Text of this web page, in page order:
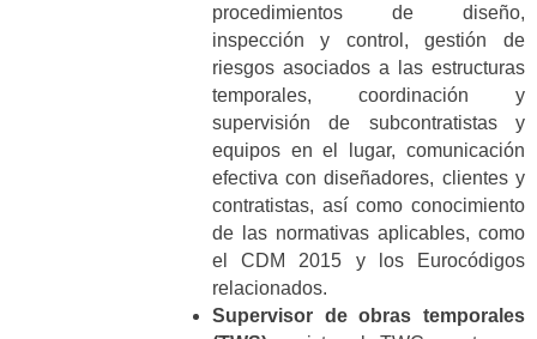
procedimientos de diseño,
inspección y control, gestión de
riesgos asociados a las estructuras
temporales, coordinación y
supervisión de subcontratistas y
equipos en el lugar, comunicación
efectiva con diseñadores, clientes y
contratistas, así como conocimiento
de las normativas aplicables, como
el CDM 2015 y los Eurocódigos
relacionados.
Supervisor de obras temporales